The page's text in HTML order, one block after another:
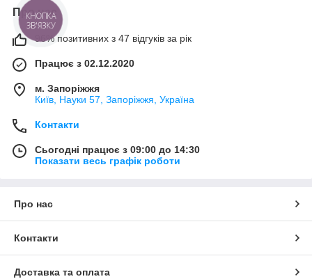
Про нас
96% позитивних з 47 відгуків за рік
Працює з 02.12.2020
м. Запоріжжя
Київ, Науки 57, Запоріжжя, Україна
Контакти
Сьогодні працює з 09:00 до 14:30
Показати весь графік роботи
Про нас
Контакти
Доставка та оплата
КНОПКА
ЗВ'ЯЗКУ